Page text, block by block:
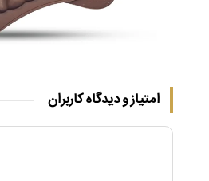
امتیاز و دیدگاه کاربران